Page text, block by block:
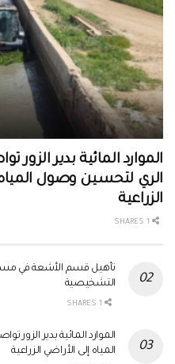
الموارد المائية بدير الزور
الري لتحسين وصول المياه
الزراعية
تأهيل قسم الأشعة في
التشخيصية
الموارد المائية بدير
المياه إلى الأراضي الزراعية